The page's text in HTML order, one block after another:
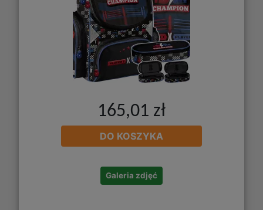
165,01 zł
DO KOSZYKA
Galeria zdjęć